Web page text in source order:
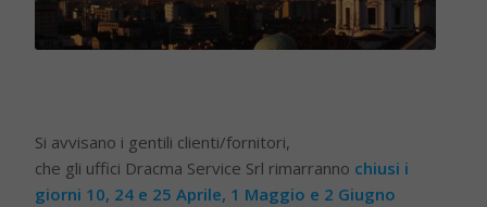
Si avvisano i gentili clienti/fornitori,
che gli uffici Dracma Service Srl rimarranno chiusi i
giorni 10, 24 e 25 Aprile, 1 Maggio e 2 Giugno